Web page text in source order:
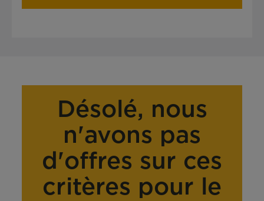
Désolé, nous
n'avons pas
d'offres sur ces
critères pour le